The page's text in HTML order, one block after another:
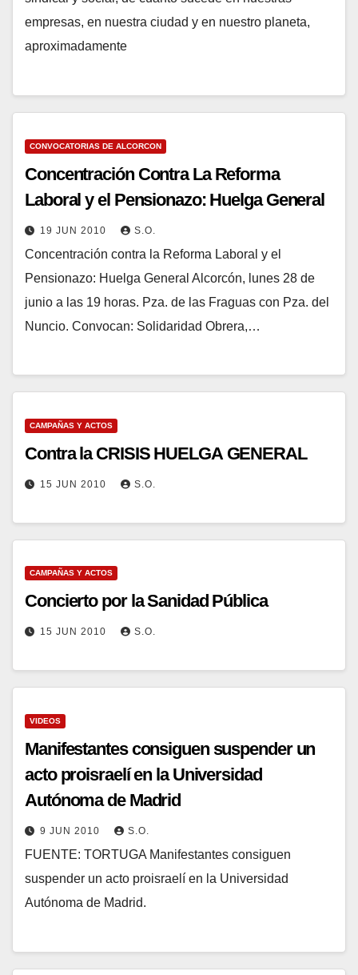
empresas, en nuestra ciudad y en nuestro planeta,
aproximadamente
CONVOCATORIAS DE ALCORCON
Concentración Contra La Reforma
Laboral y el Pensionazo: Huelga General
19 JUN 2010 S.O.
Concentración contra la Reforma Laboral y el
Pensionazo: Huelga General Alcorcón, lunes 28 de
junio a las 19 horas. Pza. de las Fraguas con Pza. del
Nuncio. Convocan: Solidaridad Obrera,…
CAMPAÑAS Y ACTOS
Contra la CRISIS HUELGA GENERAL
15 JUN 2010 S.O.
CAMPAÑAS Y ACTOS
Concierto por la Sanidad Pública
15 JUN 2010 S.O.
VIDEOS
Manifestantes consiguen suspender un
acto proisraelí en la Universidad
Autónoma de Madrid
9 JUN 2010 S.O.
FUENTE: TORTUGA Manifestantes consiguen
suspender un acto proisraelí en la Universidad
Autónoma de Madrid.